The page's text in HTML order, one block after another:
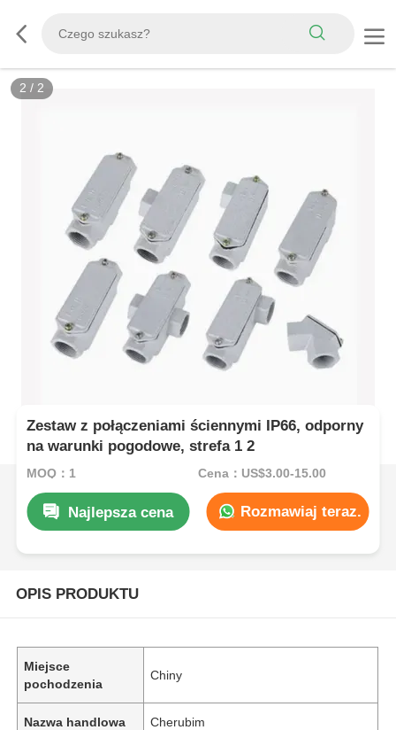
2 / 2
Zestaw z połączeniami ściennymi IP66, odporny
na warunki pogodowe, strefa 1 2
MOQ：1 Cena：US$3.00-15.00
Najlepsza cena Rozmawiaj teraz.
OPIS PRODUKTU
Miejsce
pochodzenia
Chiny
Nazwa handlowa Cherubim